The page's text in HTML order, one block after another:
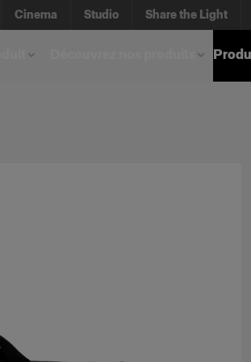
Cinema Studio Share the Light